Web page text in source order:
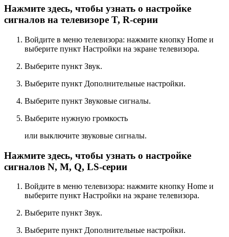
Нажмите здесь, чтобы узнать о настройке
сигналов на телевизоре T, R-серии
Войдите в меню телевизора: нажмите кнопку Home и
выберите пункт Настройки на экране телевизора.
Выберите пункт Звук.
Выберите пункт Дополнительные настройки.
Выберите пункт Звуковые сигналы.
Выберите нужную громкость
или выключите звуковые сигналы.
Нажмите здесь, чтобы узнать о настройке
сигналов N, M, Q, LS-серии
Войдите в меню телевизора: нажмите кнопку Home и
выберите пункт Настройки на экране телевизора.
Выберите пункт Звук.
Выберите пункт Дополнительные настройки.